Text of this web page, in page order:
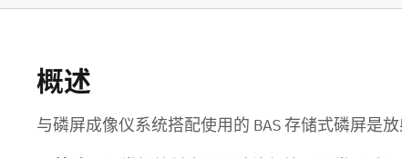
概述
与磷屏成像仪系统搭配使用的 BAS 存储式磷屏是